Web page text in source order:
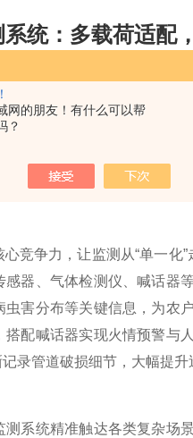
网的朋友！有什么可以帮
？
统：多载荷适配
监测手段受限于空间、
再到城市管网的巡检维
组合的监测能力，为各领
心竞争力，让监测从“单一化
器、气体检测仪、喊话器
害分布等关键信息，为农
配喊话器实现火情预警与
录管道破损细节，大幅提升
统精准触达各类复杂场